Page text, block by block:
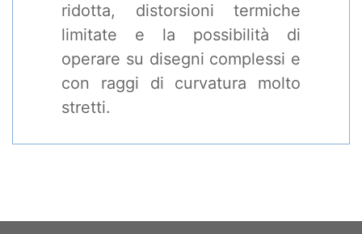
ridotta, distorsioni termiche
limitate e la possibilità di
operare su disegni complessi e
con raggi di curvatura molto
stretti.